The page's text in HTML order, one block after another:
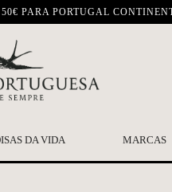
PARA PORTUGAL
DA VIDA MARCAS